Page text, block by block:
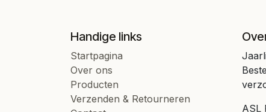
Handige links
Startpagina
Over ons
Producten
Verzenden & Retourneren
ASL